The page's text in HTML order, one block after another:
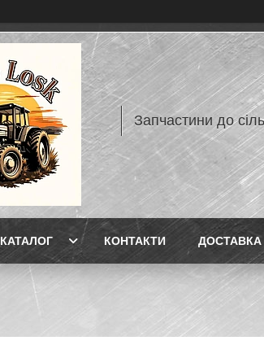
Запчастини до
КАТАЛОГ КОНТАКТИ ДОСТАВКА